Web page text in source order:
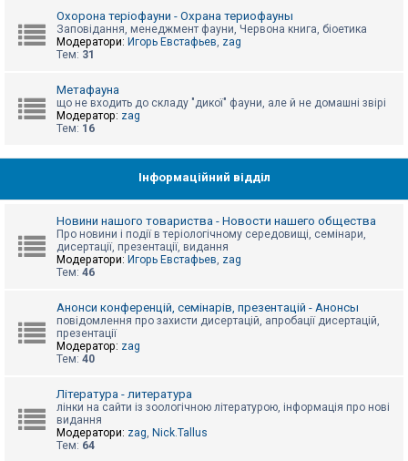
д
п
о
е
й
А
и
т
П
Охорона теріофауни - Охрана териофауны
Заповідання, менеджмент фауни, Червона книга, біоетика
Модератори: Игорь Евстафьев, zag
Тем: 31
Метафауна
що не входить до складу "дикої" фауни, але й не домашні звірі
Модератор: zag
Тем: 16
Інформаційний відділ
Новини нашого товариства - Новости нашего общества
Про новини і події в теріологічному середовищі, семінари,
дисертації, презентації, видання
Модератори: Игорь Евстафьев, zag
Тем: 46
Анонси конференцій, семінарів, презентацій - Анонсы
повідомлення про захисти дисертацій, апробації дисертацій,
презентації
Модератор: zag
Тем: 40
Література - литература
лінки на сайти із зоологічною літературою, інформація про нові
видання
Модератори: zag, Nick.Tallus
Тем: 64